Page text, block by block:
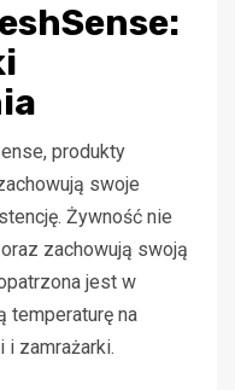
produkty
swoje
Żywność nie
zachowują swoją
jest w
temperaturę na
i zamrażarki.